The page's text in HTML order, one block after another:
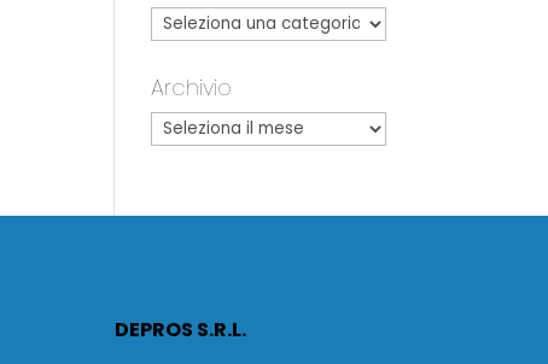
Archivio
DEPROS S.R.L.